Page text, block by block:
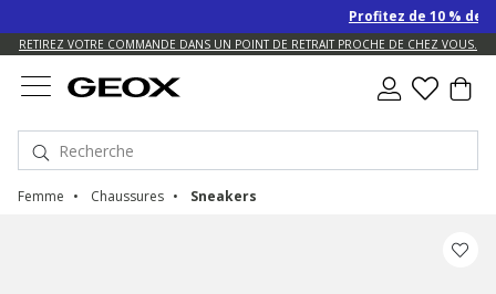
Profitez de 10 % de remise
RETIREZ VOTRE COMMANDE DANS UN POINT DE RETRAIT PROCHE DE CHEZ VOUS.
Femme Chaussures Sneakers